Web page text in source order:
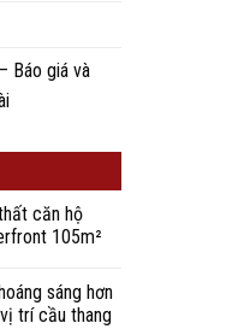
Báo giá và
căn hộ
105m²
sáng hơn
trí cầu thang